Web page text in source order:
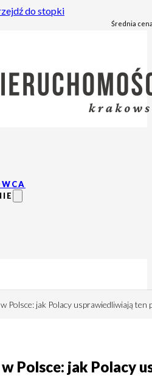
do stopki
Średnia
Polsce: jak Polacy usprawiedliwiają ten
w Polsce: jak Polacy